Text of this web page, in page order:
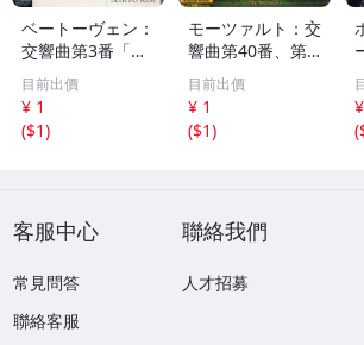
ベートーヴェン：
交響曲第3番「英
雄」、コリオラン
序曲 金聖響 WA
RNER CLASSICS
224
目前出價
¥ 1
($1)
モーツァルト：交
響曲第40番、第4
1番「ジュピタ
ー」 ロリン・マ
ゼール PHILIPS 2
21
目前出價
¥ 1
($1)
(
客服中心
常見問答
聯絡客服
聯絡我們
人才招募